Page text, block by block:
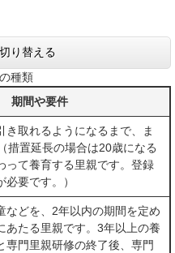
り替える
種類
期間や要件
き取れるようになるまで、ま
措置延長の場合は20歳になる
って養育する里親です。登録
要です。）
などを、2年以内の期間を定め
あたる里親です。3年以上の養
専門里親研修の終了後、専門